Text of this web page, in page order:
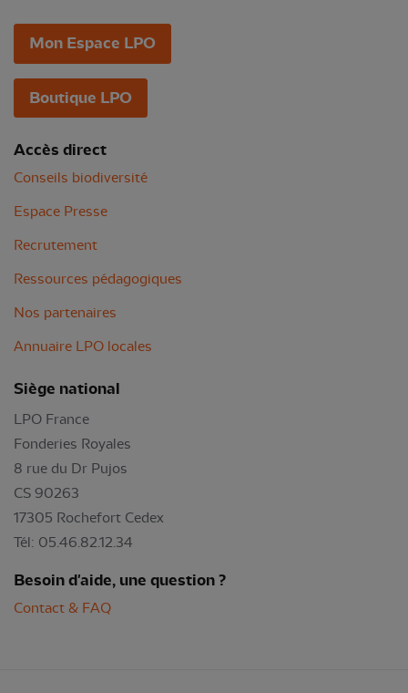
Mon Espace LPO
Boutique LPO
Accès direct
Conseils biodiversité
Espace Presse
Recrutement
Ressources pédagogiques
Nos partenaires
Annuaire LPO locales
Siège national
LPO France
Fonderies Royales
8 rue du Dr Pujos
CS 90263
17305 Rochefort Cedex
Tél: 05.46.82.12.34
Besoin d'aide, une question ?
Contact & FAQ